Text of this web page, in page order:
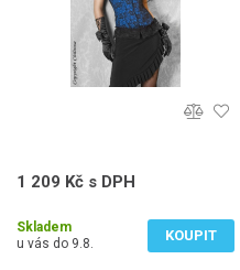
1 209 Kč s DPH
Skladem
u vás do 9.8.
KOUPIT